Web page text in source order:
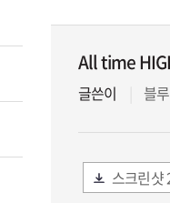
All time
글쓴이 블
스크린